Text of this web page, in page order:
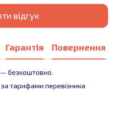
відгук
Гарантія Повернення
безкоштовно.
тарифами перевізника